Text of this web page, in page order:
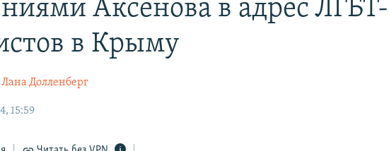
Аксенова в адрес ЛГБТ-
в Крыму
Лана Долленберг
15:59